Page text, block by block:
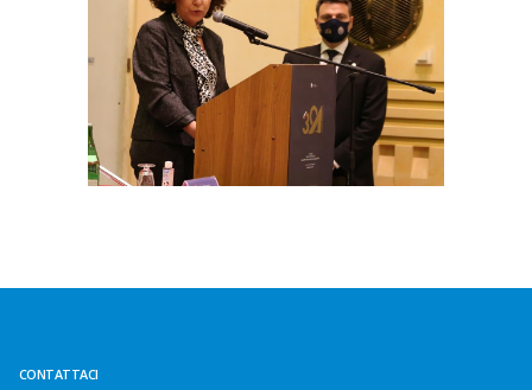
CONTATTACI